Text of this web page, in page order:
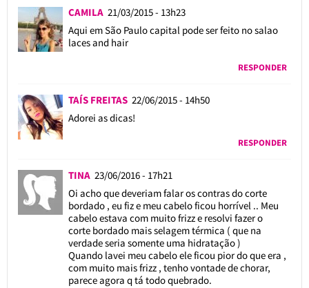
CAMILA 21/03/2015 - 13h23
Aqui em São Paulo capital pode ser feito no salao
laces and hair
RESPONDER
TAÍS FREITAS 22/06/2015 - 14h50
Adorei as dicas!
RESPONDER
TINA 23/06/2016 - 17h21
Oi acho que deveriam falar os contras do corte
bordado , eu fiz e meu cabelo ficou horrível .. Meu
cabelo estava com muito frizz e resolvi fazer o
corte bordado mais selagem térmica ( que na
verdade seria somente uma hidratação )
Quando lavei meu cabelo ele ficou pior do que era ,
com muito mais frizz , tenho vontade de chorar,
parece agora q tá todo quebrado.